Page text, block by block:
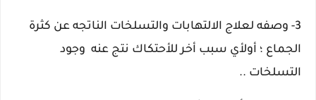
3- وصفه لعلاج الالتهابات والتسلخات الناتجه عن كثرة
الجماع ؛ أولأي سبب أخر للأحتكاك نتج عنه وجود
التسلخات ..